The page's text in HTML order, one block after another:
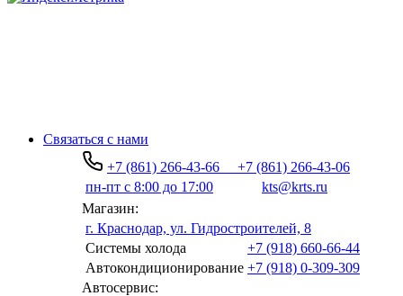
Связаться с нами
+7 (861) 266-43-66
+7 (861) 266-43-06
пн-пт с 8:00 до 17:00
kts@krts.ru
Магазин:
г. Краснодар, ул. Гидростроителей, 8
Системы холода
+7 (918) 660-66-44
Автокондиционирование +7 (918) 0-309-309
Автосервис: